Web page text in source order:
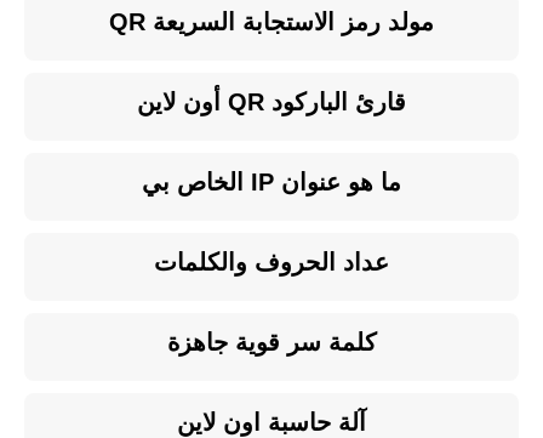
مولد رمز الاستجابة السريعة QR
قارئ الباركود QR أون لاين
ما هو عنوان IP الخاص بي
عداد الحروف والكلمات
كلمة سر قوية جاهزة
آلة حاسبة اون لاين